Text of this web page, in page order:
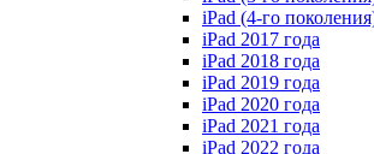
iPad (4-го
iPad 2017 года
iPad 2018 года
iPad 2019 года
iPad 2020 года
iPad 2021 года
iPad 2022 года